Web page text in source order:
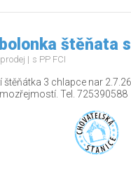
štěňata
s PP FCI
3 chlapce nar
Tel. 725390588